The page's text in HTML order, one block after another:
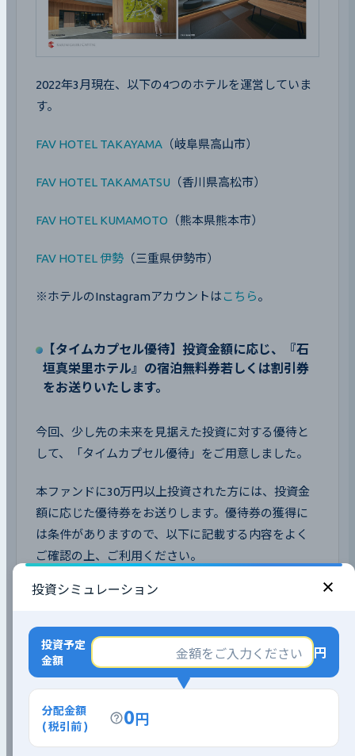
2022年3月現在、以下の4つのホテルを運営していま
す。
FAV HOTEL TAKAYAMA （岐阜県高山市）
FAV HOTEL TAKAMATSU （香川県高松市）
FAV HOTEL KUMAMOTO （熊本県熊本市）
FAV HOTEL 伊勢 （三重県伊勢市）
※ホテルのInstagramアカウントは こちら。
【タイムカプセル優待】投資金額に応じ、『石
垣真栄里ホテル』の宿泊無料券若しくは割引券
をお送りいたします。
今回、少し先の未来を見据えた投資に対する優待と
して、「タイムカプセル優待」をご用意しました。
本ファンドに30万円以上投資された方には、投資金
額に応じた優待券をお送りします。優待券の獲得に
は条件がありますので、以下に記載する内容をよく
ご確認の上、ご利用ください。
尚、本ファンドの優待は下図の通り、投資金額に応
投資シミュレーション
投資予定
金額
円
分配金額
( 税引前 )
0 円